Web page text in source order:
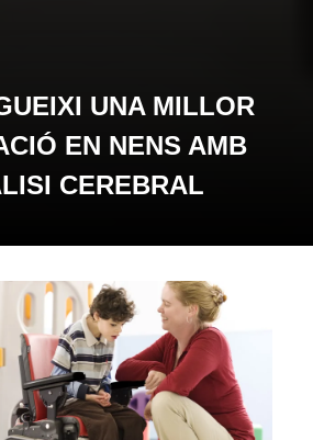
UNA MILLOR
EN NENS AMB
CEREBRAL